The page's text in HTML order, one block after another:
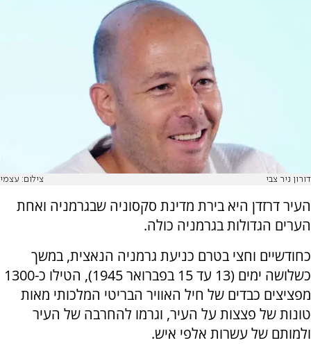
דורון ניר צבי צילום: עצמי
העיר דרזדן היא בירת מדינת סקסוניה שבגרמניה ואחת
הערים הגדולות בגרמניה כולה.
כחודשיים וחצי בטרם כניעת גרמניה הנאצית, במשך
כשלושה ימים (13 עד 15 בפברואר 1945), הטילו כ-1300
מפציצים כבדים של חיל האוויר הבריטי המלכותי מאות
טונות של פצצות על העיר, וגרמו להחרבה של העיר
ולמותם של עשרות אלפי איש.